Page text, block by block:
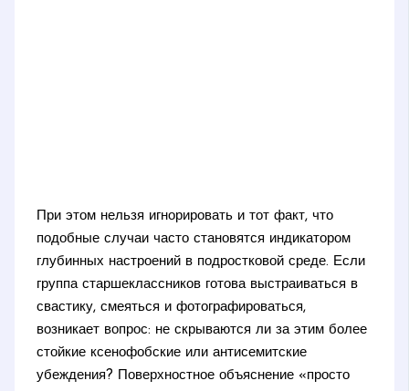
При этом нельзя игнорировать и тот факт, что
подобные случаи часто становятся индикатором
глубинных настроений в подростковой среде. Если
группа старшеклассников готова выстраиваться в
свастику, смеяться и фотографироваться,
возникает вопрос: не скрываются ли за этим более
стойкие ксенофобские или антисемитские
убеждения? Поверхностное объяснение «просто